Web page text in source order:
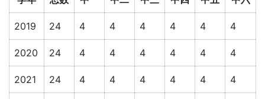
2019 24 4 4 4 4 4 4
2020 24 4 4 4 4 4 4
2021 24 4 4 4 4 4 4